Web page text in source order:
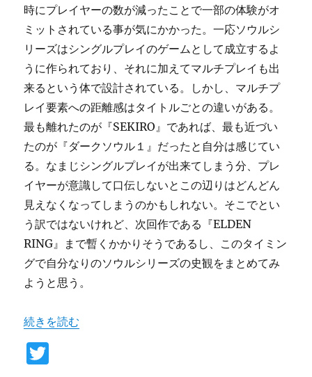
時にプレイヤーの数が減ったことで一部の体験がオ
ミットされている事が気にかかった。一応ソウルシ
リーズはシングルプレイのゲームとして成立するよ
うに作られており、それに加えてマルチプレイも出
来るという体で設計されている。しかし、マルチプ
レイ要素への距離感はタイトルごとの違いがある。
最も離れたのが『SEKIRO』であれば、最も近づい
たのが『ダークソウル１』だったと自分は感じてい
る。なまじシングルプレイが出来てしまう分、プレ
イヤーが意識して口伝しないとこの辺りはどんどん
見えなくなってしまうのかもしれない。そこでとい
う訳ではないけれど、次回作である『ELDEN
RING』まで暫くかかりそうであるし、このタイミン
グで自分なりのソウルシリーズの史観をまとめてみ
ようと思う。
“ソウルシリーズ振り返り 宮崎GMとのセッションログ”
続きを読む